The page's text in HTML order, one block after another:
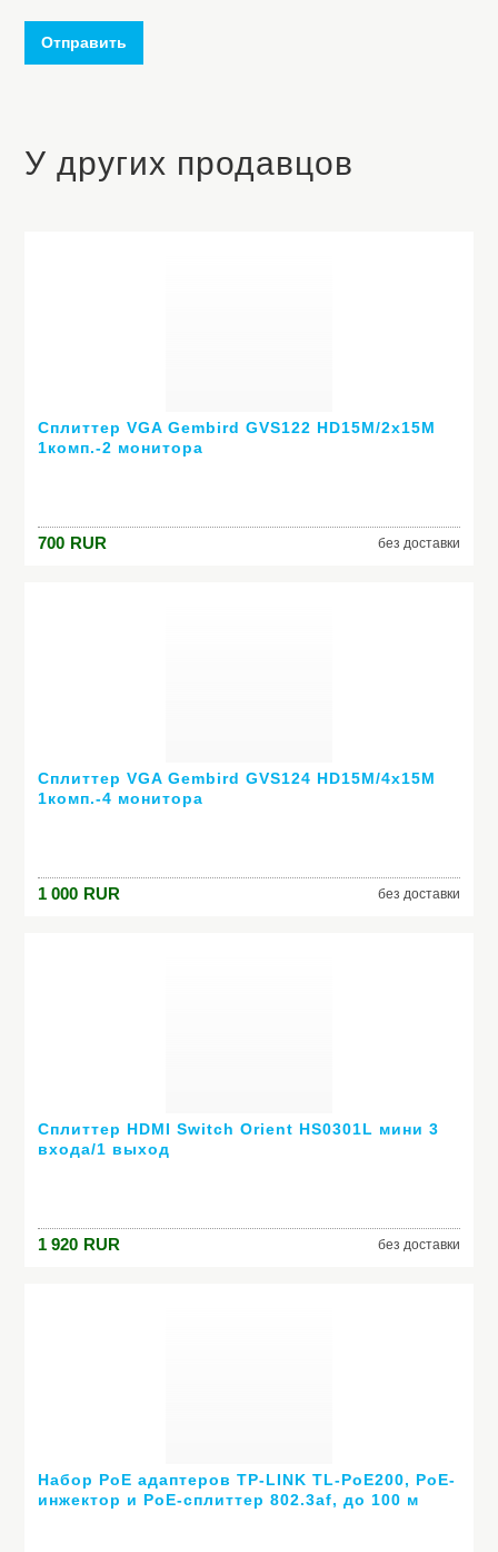
Отправить
У других продавцов
Сплиттер VGA Gembird GVS122 HD15M/2x15M
1комп.-2 монитора
700 RUR без доставки
Сплиттер VGA Gembird GVS124 HD15M/4x15M
1комп.-4 монитора
1 000 RUR без доставки
Сплиттер HDMI Switch Orient HS0301L мини 3
входа/1 выход
1 920 RUR без доставки
Набор PoE адаптеров TP-LINK TL-PoE200, PoE-
инжектор и PoE-сплиттер 802.3af, до 100 м